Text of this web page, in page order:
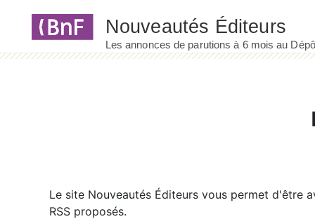
Le site Nouveautés Éditeurs vous permet d'être
RSS proposés.